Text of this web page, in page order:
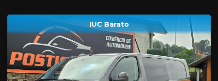
IUC Barato